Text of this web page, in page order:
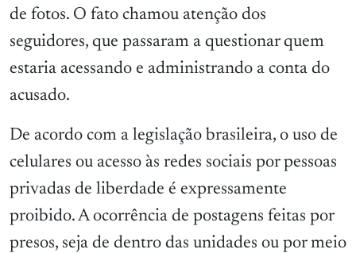
de fotos. O fato chamou atenção dos
seguidores, que passaram a questionar quem
estaria acessando e administrando a conta do
acusado.
De acordo com a legislação brasileira, o uso de
celulares ou acesso às redes sociais por pessoas
privadas de liberdade é expressamente
proibido. A ocorrência de postagens feitas por
presos, seja de dentro das unidades ou por meio